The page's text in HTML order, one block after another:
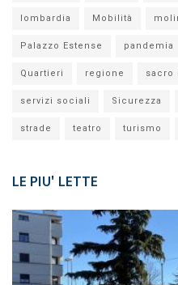
lombardia Mobilità
Palazzo Estense pandemia
Quartieri regione sacro
servizi sociali Sicurezza
strade teatro turismo
LE PIU' LETTE